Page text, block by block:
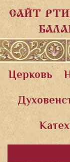
САЙТ
Церковь